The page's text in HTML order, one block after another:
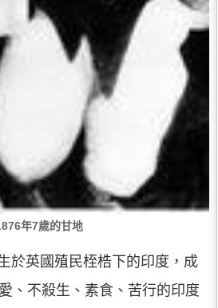
年7歲的甘地
於英國殖民桎梏下的印度，成
、不殺生、素食、苦行的印度